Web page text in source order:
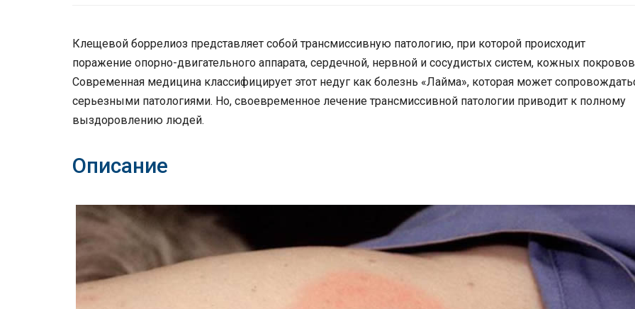
Клещевой боррелиоз представляет собой трансмиссивную патологию, при которой происходит
поражение опорно-двигательного аппарата, сердечной, нервной и сосудистых систем, кожных
Современная медицина классифицирует этот недуг как болезнь «Лайма», которая может
серьезными патологиями. Но, своевременное лечение трансмиссивной патологии приводит к полному
выздоровлению людей.
Описание